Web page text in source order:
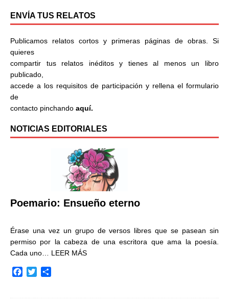
ENVÍA TUS RELATOS
Publicamos relatos cortos y primeras páginas de obras. Si
quieres
compartir tus relatos inéditos y tienes al menos un libro
publicado,
accede a los requisitos de participación y rellena el formulario
de
contacto pinchando aquí.
NOTICIAS EDITORIALES
Poemario: Ensueño eterno
Érase una vez un grupo de versos libres que se pasean sin
permiso por la cabeza de una escritora que ama la poesía.
Cada uno… LEER MÁS